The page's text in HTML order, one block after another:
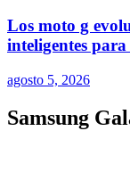
Los moto g
inteligentes
agosto 5, 2026
Samsung